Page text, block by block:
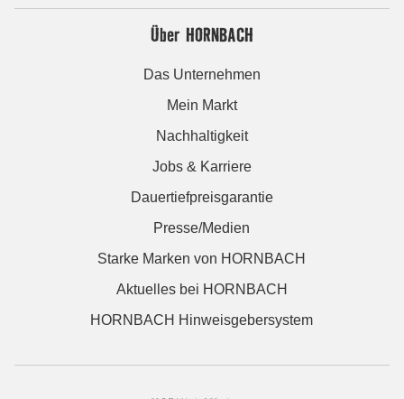
Über HORNBACH
Das Unternehmen
Mein Markt
Nachhaltigkeit
Jobs & Karriere
Dauertiefpreisgarantie
Presse/Medien
Starke Marken von HORNBACH
Aktuelles bei HORNBACH
HORNBACH Hinweisgebersystem